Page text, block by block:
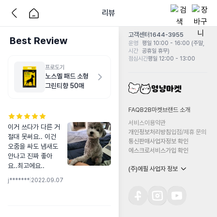
리뷰
Best Review
프로도기
노스멜 패드 소형
그린티향 50매
이거 쓰다가 다른 거
절대 못써요.. 이건
오줌을 싸도 냄새도
안나고 진짜 좋아
요..최고에요..
j******* 2022.09.07
고객센터1644-3955
운영
시간
평일 10:00 - 16:00 (주말,
공휴일 휴무)
점심시간평일 12:00 - 13:00
FAQB2B마켓 브랜드 소개
서비스이용약관
개인정보처리방침입점/제휴 문의
통신판매사업자정보 확인
에스크로서비스가입 확인
(주)에필 사업자 정보